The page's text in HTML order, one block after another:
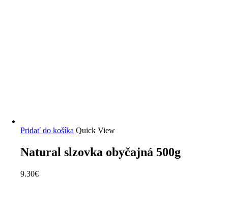
Pridať do košíka Quick View
Natural slzovka obyčajná 500g
9.30€